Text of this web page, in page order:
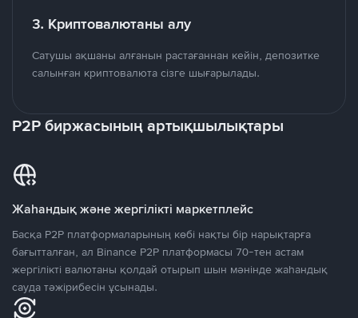
3. Криптовалютаны алу
Сатушы ақшаны алғанын растағаннан кейін, депозитке
салынған криптовалюта сізге шығарылады.
P2P биржасының артықшылықтары
Жаһандық және жергілікті маркетплейс
Басқа P2P платформаларының көбі нақты бір нарықтарға
бағытталған, ал Binance P2P платформасы 70-тен астам
жергілікті валютаны қолдай отырып шын мәнінде жаһандық
сауда тәжірибесін ұсынады.